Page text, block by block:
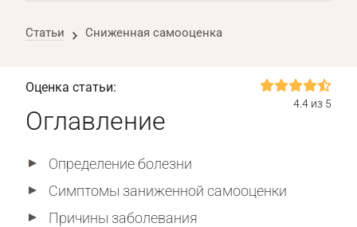
Статьи Сниженная самооценка
Оценка статьи:
4.4 из 5
Оглавление
Определение болезни
Симптомы заниженной самооценки
Причины заболевания